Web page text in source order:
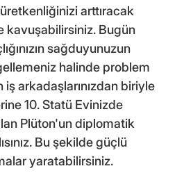
arttıracak
kavuşabilirsiniz. Bugün
sağduyunuzun
halinde problem
arkadaşlarınızdan biriyle
10. Statü Evinizde
Plüton'un diplomatik
Bu şekilde güçlü
yaratabilirsiniz.